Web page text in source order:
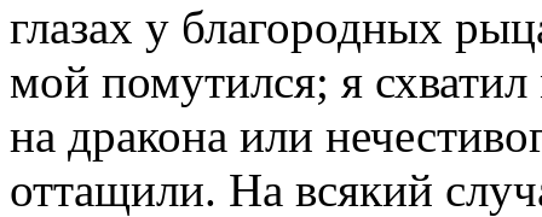
глазах у благородных
мой помутился; я
на дракона или
оттащили. Hа всякий